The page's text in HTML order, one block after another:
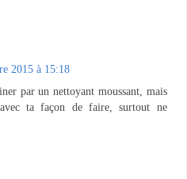
2015 à 15:18
par un nettoyant moussant, mais
ta façon de faire, surtout ne